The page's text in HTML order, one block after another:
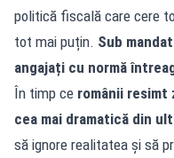
politică fiscală care cere
tot mai puțin. Sub
angajați cu normă
În timp ce românii resimt
cea mai dramatică din
să ignore realitatea și să